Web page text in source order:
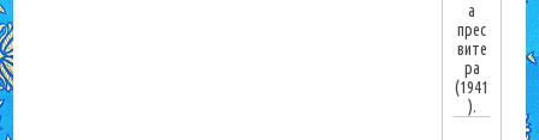
а
прес
вите
ра
(1941
).